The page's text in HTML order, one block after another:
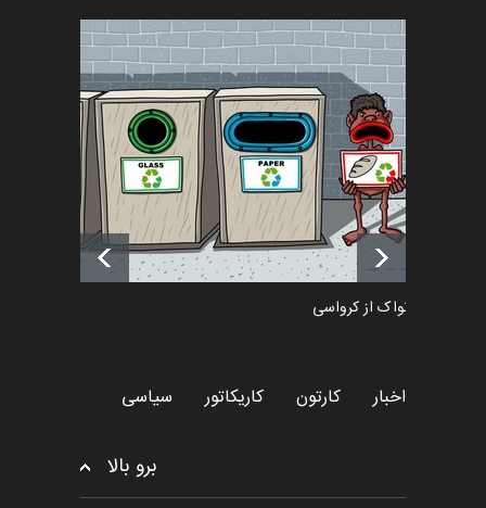
تسلیت به همکار | سهراب خیری
اخبار 6 ماه قبل
آغاز دوره‌های تخصصی فصل
تابستان 1405 خانه کاریکات…
اخبار حدود یک ماه قبل
دمیر نواک از کرواسی
اخبار کارتون کاریکاتور سیاسی
برو بالا